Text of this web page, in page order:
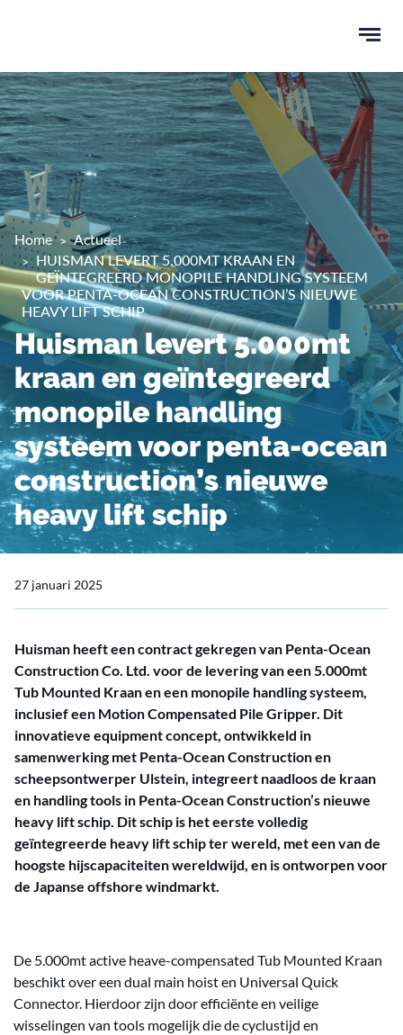
menu
Home
Actueel
HUISMAN LEVERT 5.000MT KRAAN EN
GEÏNTEGREERD MONOPILE HANDLING SYSTEEM
VOOR PENTA-OCEAN CONSTRUCTION’S NIEUWE
HEAVY LIFT SCHIP
Huisman levert 5.000mt
kraan en geïntegreerd
monopile handling
systeem voor penta-ocean
construction’s nieuwe
heavy lift schip
27 januari 2025
Huisman heeft een contract gekregen van Penta-Ocean
Construction Co. Ltd. voor de levering van een 5.000mt
Tub Mounted Kraan en een monopile handling systeem,
inclusief een Motion Compensated Pile Gripper. Dit
innovatieve equipment concept, ontwikkeld in
samenwerking met Penta-Ocean Construction en
scheepsontwerper Ulstein, integreert naadloos de kraan
en handling tools in Penta-Ocean Construction’s nieuwe
heavy lift schip. Dit schip is het eerste volledig
geïntegreerde heavy lift schip ter wereld, met een van de
hoogste hijscapaciteiten wereldwijd, en is ontworpen voor
de Japanse offshore windmarkt.
De 5.000mt active heave-compensated Tub Mounted Kraan
beschikt over een dual main hoist en Universal Quick
Connector. Hierdoor zijn door efficiënte en veilige
wisselingen van tools mogelijk die de cyclustijd en